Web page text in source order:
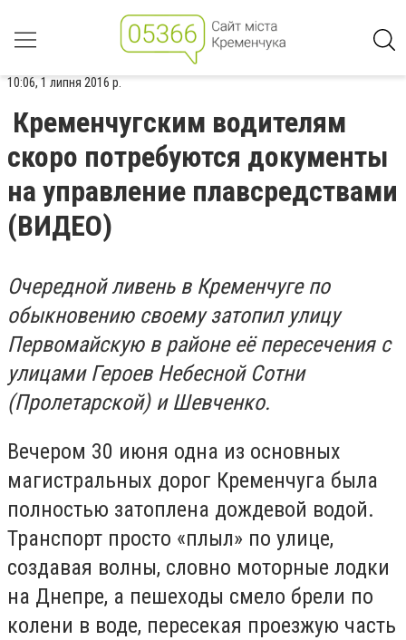
10:06, 1 липня 2016 р.
Кременчугским водителям
скоро потребуются документы
на управление плавсредствами
(ВИДЕО)
Очередной ливень в Кременчуге по
обыкновению своему затопил улицу
Первомайскую в районе её пересечения с
улицами Героев Небесной Сотни
(Пролетарской) и Шевченко.
Вечером 30 июня одна из основных
магистральных дорог Кременчуга была
полностью затоплена дождевой водой.
Транспорт просто «плыл» по улице,
создавая волны, словно моторные лодки
на Днепре, а пешеходы смело брели по
колени в воде, пересекая проезжую часть